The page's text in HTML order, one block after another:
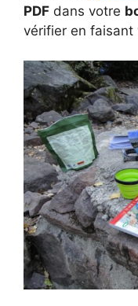
PDF dans votre
vérifier en faisant